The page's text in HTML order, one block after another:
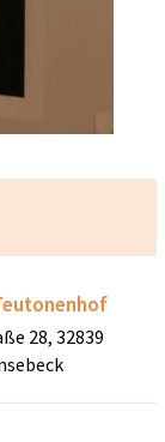
28, 32839